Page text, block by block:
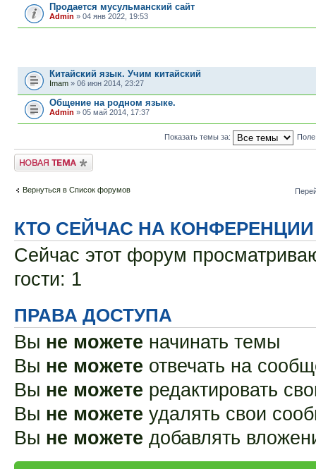
Продается мусульманский сайт
Admin » 04 янв 2022, 19:53
Китайский язык. Учим китайский
Imam » 06 июн 2014, 23:27
Общение на родном языке.
Admin » 05 май 2014, 17:37
Показать темы за:
Новая тема
Вернуться в Список форумов
КТО СЕЙЧАС НА КОНФЕРЕНЦИИ
Сейчас этот форум
гости: 1
ПРАВА ДОСТУПА
Вы не можете начинать темы
Вы не можете отвечать на
Вы не можете редактировать
Вы не можете удалять свои
Вы не можете добавлять